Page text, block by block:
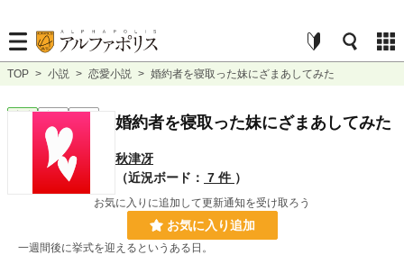
TOP > 小説 > 恋愛小説 > 婚約者を寝取った妹にざまあしてみた
完結 短編 婚約者を寝取った妹にざまあしてみた
秋津冴
（近況ボード： 7 件 ）
お気に入りに追加して更新通知を受け取ろう
お気に入り追加
一週間後に挙式を迎えるというある日。